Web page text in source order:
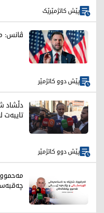
پێش کاتژمێرێک
ڤانس:
پێش دوو کاتژمێر
دڵشاد
تایبەت
پێش دوو کاتژمێر